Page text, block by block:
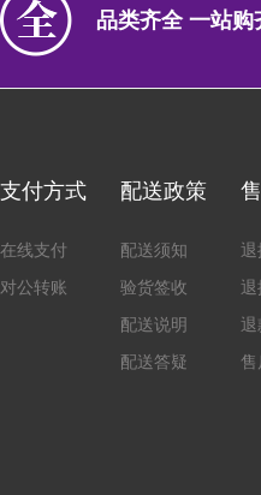
品类齐全 一站购
支付方式
在线支付
对公转账
配送政策
配送须知
验货签收
配送说明
配送答疑